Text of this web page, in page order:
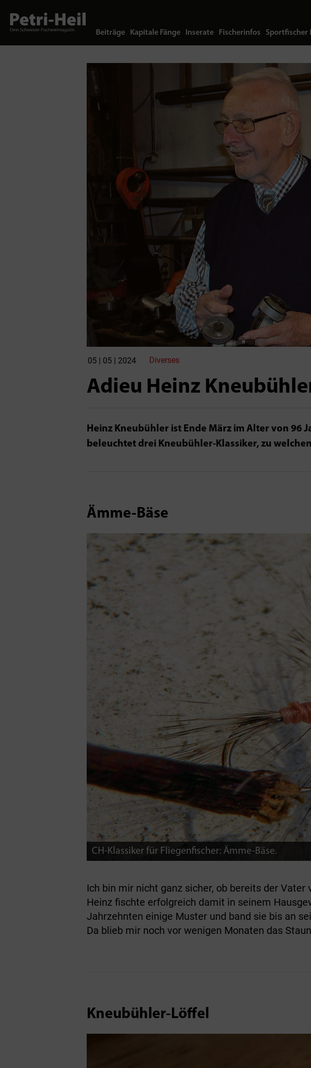
Beiträge Kapitale Fänge Inserate Fischerinfos Sportfischer
05 | 05 | 2024 Diverses
Adieu Heinz
Heinz Kneubühler ist Ende März im Alter von
beleuchtet drei Kneubühler-Klassiker, zu
Ämme-Bäse
CH-Klassiker für Fliegenfischer: Ämme-Bäse.
Ich bin mir nicht ganz sicher, ob bereits der
Heinz fischte erfolgreich damit in seinem
Jahrzehnten einige Muster und band sie bis an
Da blieb mir noch vor wenigen Monaten das
Kneubühler-Löffel